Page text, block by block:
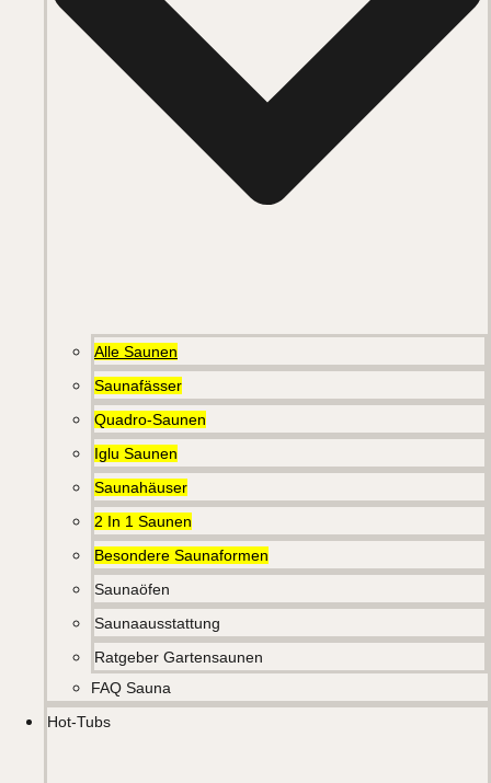
Alle Saunen
Saunafässer
Quadro-Saunen
Iglu Saunen
Saunahäuser
2 In 1 Saunen
Besondere Saunaformen
Saunaöfen
Saunaausstattung
Ratgeber Gartensaunen
FAQ Sauna
Hot-Tubs